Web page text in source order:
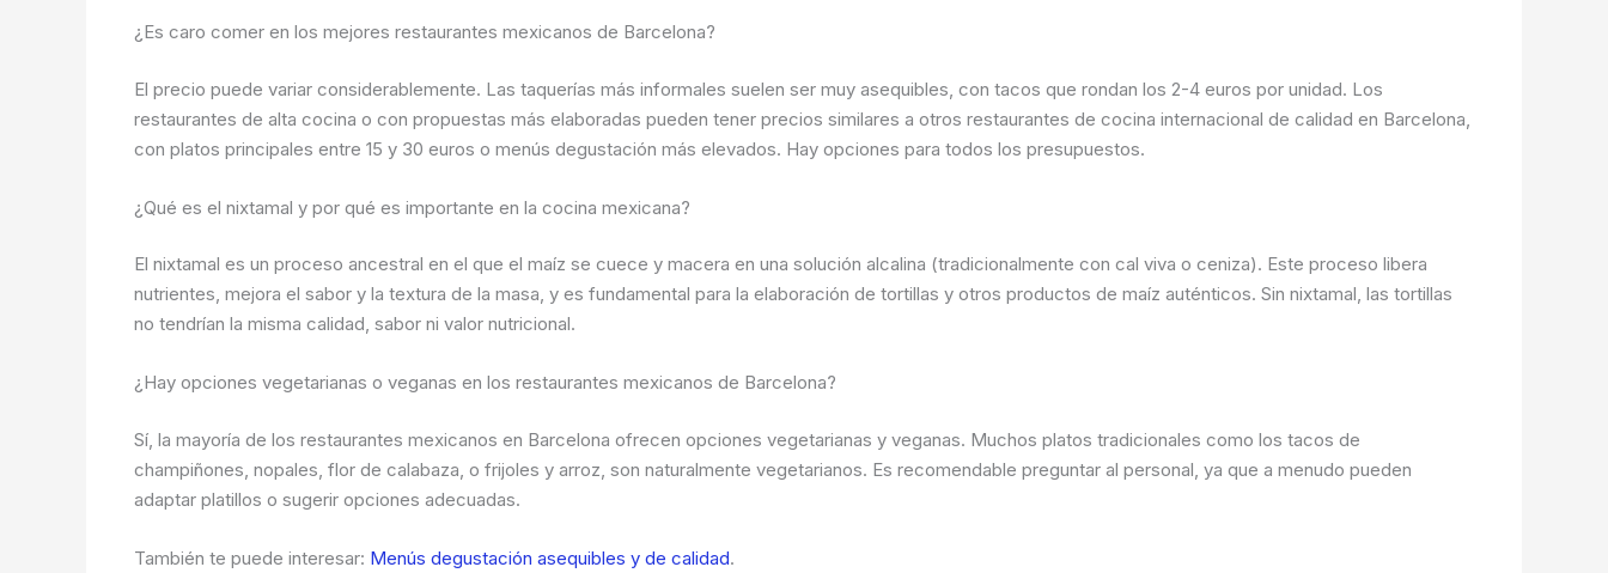
¿Es caro comer en los mejores restaurantes mexicanos de Barcelona?
El precio puede variar considerablemente. Las taquerías más informales suelen ser muy asequibles, con tacos que rondan los 2-4 euros por unidad. Los
restaurantes de alta cocina o con propuestas más elaboradas pueden tener precios similares a otros restaurantes de cocina internacional de calidad en Barcelona,
con platos principales entre 15 y 30 euros o menús degustación más elevados. Hay opciones para todos los presupuestos.
¿Qué es el nixtamal y por qué es importante en la cocina mexicana?
El nixtamal es un proceso ancestral en el que el maíz se cuece y macera en una solución alcalina (tradicionalmente con cal viva o ceniza). Este proceso libera
nutrientes, mejora el sabor y la textura de la masa, y es fundamental para la elaboración de tortillas y otros productos de maíz auténticos. Sin nixtamal, las tortillas
no tendrían la misma calidad, sabor ni valor nutricional.
¿Hay opciones vegetarianas o veganas en los restaurantes mexicanos de Barcelona?
Sí, la mayoría de los restaurantes mexicanos en Barcelona ofrecen opciones vegetarianas y veganas. Muchos platos tradicionales como los tacos de
champiñones, nopales, flor de calabaza, o frijoles y arroz, son naturalmente vegetarianos. Es recomendable preguntar al personal, ya que a menudo pueden
adaptar platillos o sugerir opciones adecuadas.
También te puede interesar: Menús degustación asequibles y de calidad.